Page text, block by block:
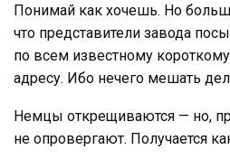
Понимай как хочешь. Но
что представители завода
по всем известному
адресу. Ибо нечего мешать
Немцы открещиваются — но,
не опровергают. Получается